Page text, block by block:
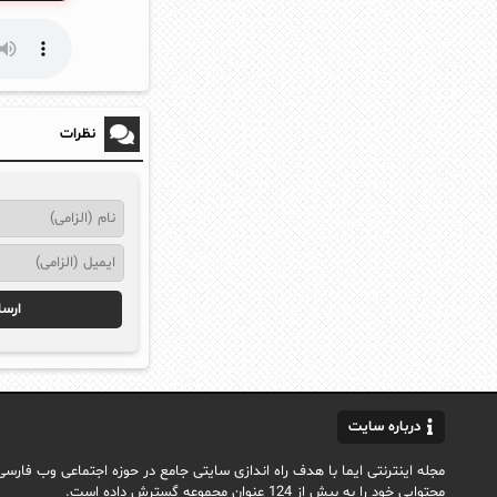
نظرات
درباره سایت
محتوایی خود را به بیش از 124 عنوان مجموعه گسترش داده است.